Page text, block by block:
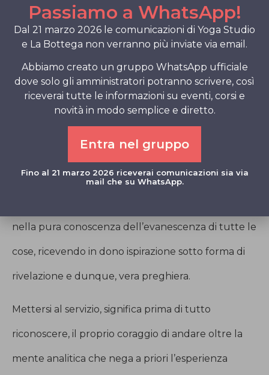
un senso di pace e di purezza, esprimi il proposito
di ricevere dall’Universo un messaggio, un compito
per il quale tu possa ritenerti al servizio. Se ti trovi
in un bosco, subito dopo aver incrociato le gambe,
sorridi agli alberi per trasmettere loro serenità ed
amore, invece di fare sempre il contrario!
nella pura conoscenza dell’evanescenza di tutte le
cose, ricevendo in dono ispirazione sotto forma di
rivelazione e dunque, vera preghiera.
Mettersi al servizio, significa prima di tutto
riconoscere, il proprio coraggio di andare oltre la
mente analitica che nega a priori l’esperienza
Passiamo a WhatsApp!
Dal 21 marzo 2026 le comunicazioni di Yoga Studio
e La Bottega non verranno più inviate via email.
Abbiamo creato un gruppo WhatsApp ufficiale
dove solo gli amministratori potranno scrivere, così
riceverai tutte le informazioni su eventi, corsi e
novità in modo semplice e diretto.
Entra nel gruppo
Fino al 21 marzo 2026 riceverai comunicazioni sia via
mail che su WhatsApp.